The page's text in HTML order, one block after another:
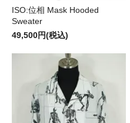
ISO:位相 Mask Hooded
Sweater
49,500円(税込)